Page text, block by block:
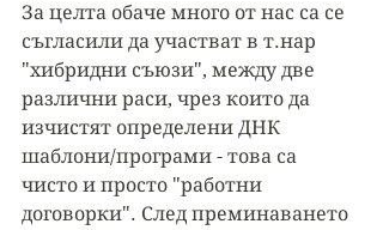
За целта обаче много от нас са се
съгласили да участват в т.нар
"хибридни съюзи", между две
различни раси, чрез които да
изчистят определени ДНК
шаблони/програми - това са
чисто и просто "работни
договорки". След преминаването